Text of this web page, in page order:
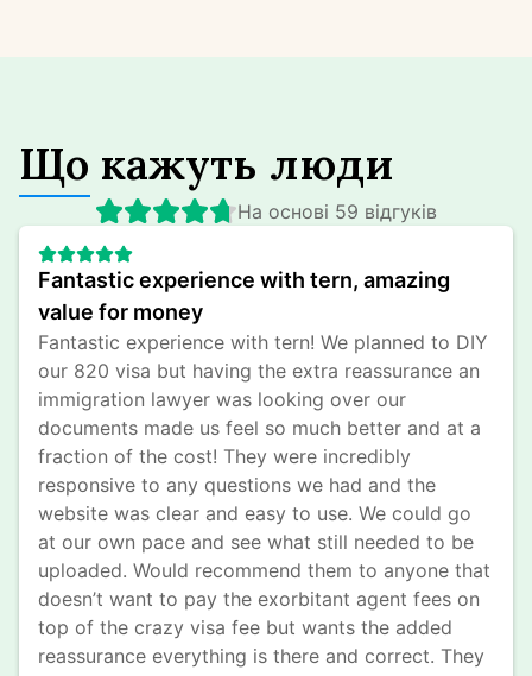
Що кажуть люди
На основі 59 відгуків
Fantastic experience with tern, amazing
value for money
Fantastic experience with tern! We planned to DIY
our 820 visa but having the extra reassurance an
immigration lawyer was looking over our
documents made us feel so much better and at a
fraction of the cost! They were incredibly
responsive to any questions we had and the
website was clear and easy to use. We could go
at our own pace and see what still needed to be
uploaded. Would recommend them to anyone that
doesn’t want to pay the exorbitant agent fees on
top of the crazy visa fee but wants the added
reassurance everything is there and correct. They